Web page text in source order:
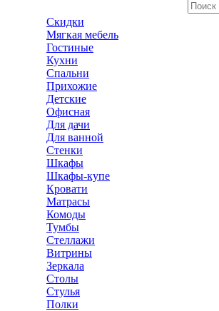
Скидки
Мягкая мебель
Гостиные
Кухни
Спальни
Прихожие
Детские
Офисная
Для дачи
Для ванной
Стенки
Шкафы
Шкафы-купе
Кровати
Матрасы
Комоды
Тумбы
Стеллажи
Витрины
Зеркала
Столы
Стулья
Полки